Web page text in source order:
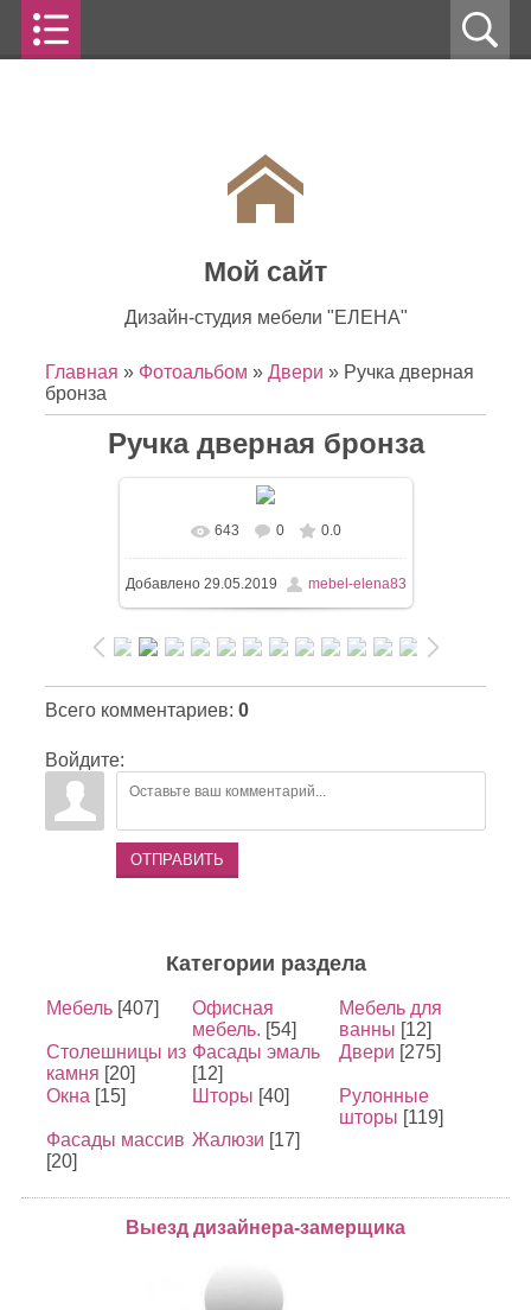
Мой сайт
Дизайн-студия мебели "ЕЛЕНА"
Главная » Фотоальбом » Двери » Ручка дверная
бронза
Ручка дверная бронза
643 0 0.0
Добавлено29.05.2019 mebel-elena83
Всего комментариев: 0
Войдите:
ОТПРАВИТЬ
Категории раздела
Мебель [407]
Офисная
мебель. [54]
Мебель для
ванны [12]
Столешницы из
камня [20]
Фасады эмаль
[12]
Двери [275]
Окна [15] Шторы [40]
Рулонные
шторы [119]
Фасады массив
[20]
Жалюзи [17]
Выезд дизайнера-замерщика